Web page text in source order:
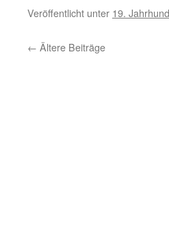
Veröffentlicht unter 19.
← Ältere Beiträge